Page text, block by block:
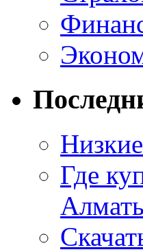
Где